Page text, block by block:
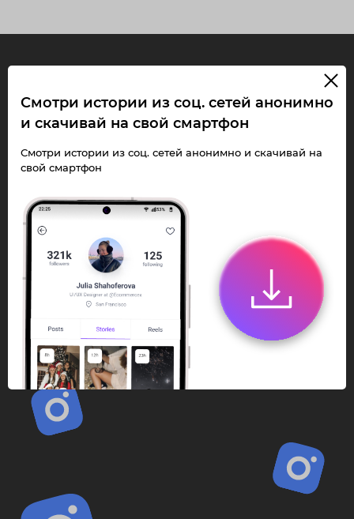
Смотри Stories и
скачивай Reels без
ограничений!
Переходи в ИнстаПай бот - смотри и
Stories
анонимно в чате
или Telegram-приложении.
Быстро, просто и удобно.
Перейти к боту
Смотри истории из соц. сетей анонимно
и скачивай на свой смартфон
Смотри истории из соц. сетей анонимно и скачивай на
свой смартфон